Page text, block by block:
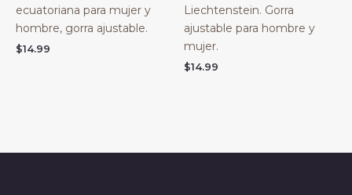
ecuatoriana para mujer y
hombre, gorra ajustable.
$14.99
Liechtenstein. Gorra
ajustable para hombre y
mujer.
$14.99